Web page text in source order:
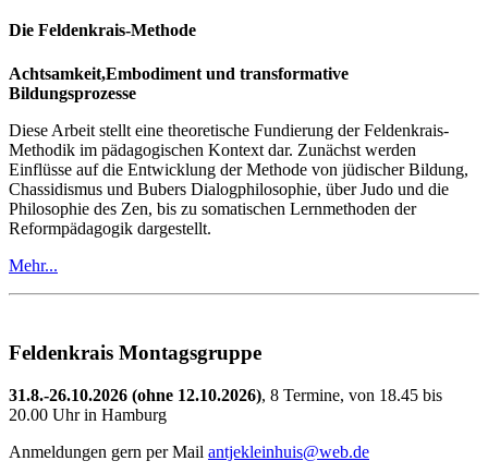
Die Feldenkrais-Methode
Achtsamkeit,Embodiment und transformative
Bildungsprozesse
Diese Arbeit stellt eine theoretische Fundierung der Feldenkrais-
Methodik im pädagogischen Kontext dar. Zunächst werden
Einflüsse auf die Entwicklung der Methode von jüdischer Bildung,
Chassidismus und Bubers Dialogphilosophie, über Judo und die
Philosophie des Zen, bis zu somatischen Lernmethoden der
Reformpädagogik dargestellt.
Mehr...
Feldenkrais Montagsgruppe
31.8.-26.10.2026 (ohne 12.10.2026), 8 Termine, von 18.45 bis
20.00 Uhr in Hamburg
Anmeldungen gern per Mail antjekleinhuis@web.de